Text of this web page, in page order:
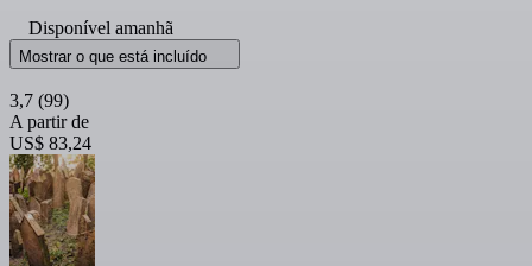
Disponível amanhã
Mostrar o que está incluído
3,7 (99)
A partir de
US$ 83,24